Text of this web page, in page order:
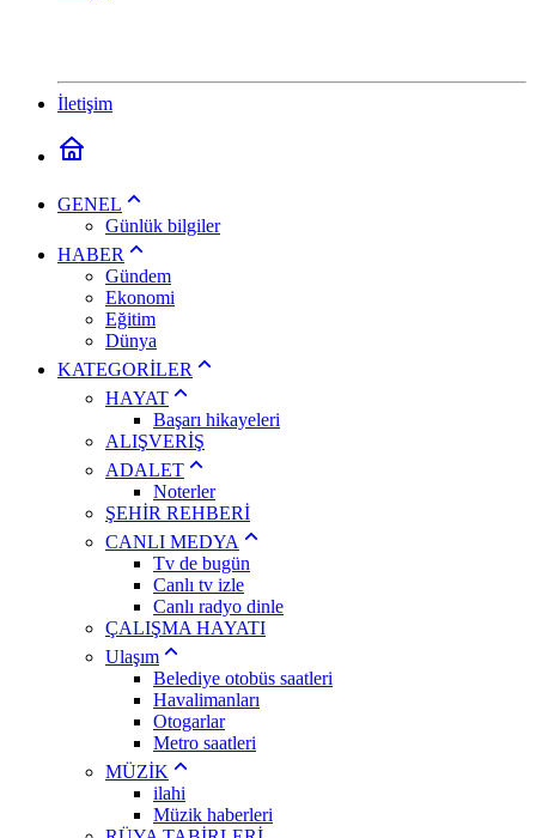
İletişim
GENEL
Günlük bilgiler
HABER
Gündem
Ekonomi
Eğitim
Dünya
KATEGORİLER
HAYAT
Başarı hikayeleri
ALIŞVERİŞ
ADALET
Noterler
ŞEHİR REHBERİ
CANLI MEDYA
Tv de bugün
Canlı tv izle
Canlı radyo dinle
ÇALIŞMA HAYATI
Ulaşım
Belediye otobüs saatleri
Havalimanları
Otogarlar
Metro saatleri
MÜZİK
ilahi
Müzik haberleri